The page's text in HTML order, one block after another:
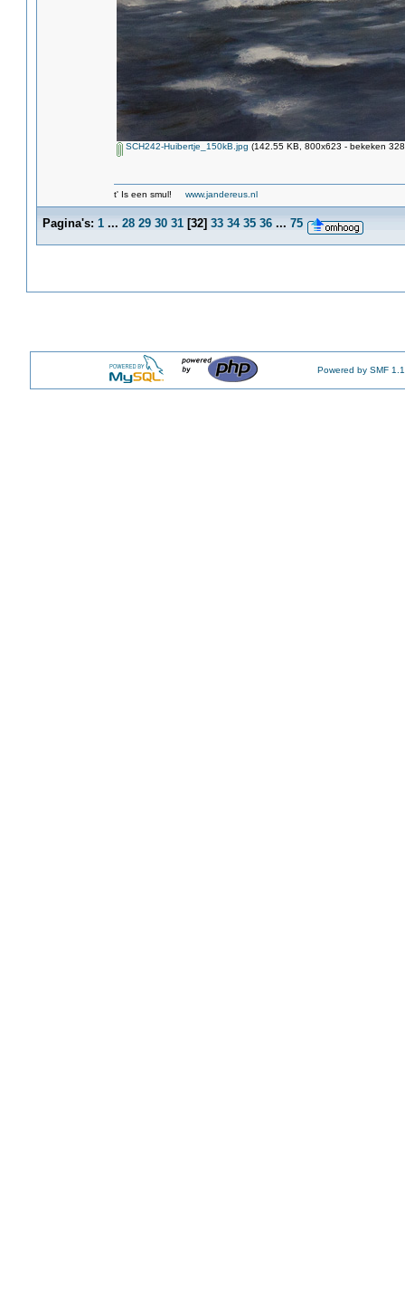
SCH242-Huibertje_150kB.jpg (142.55 KB, 800x623 - bekeken
t' Is een smul! www.jandereus.nl
Pagina's: 1 ... 28 29 30 31[32] 33 34 35 36 ... 75
Powered by SMF